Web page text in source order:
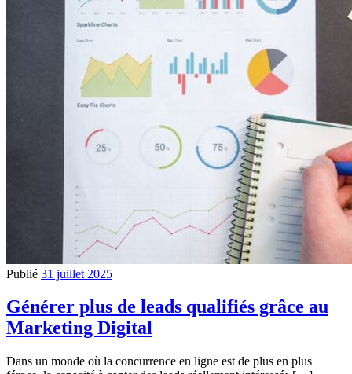
Publié 31 juillet 2025
Générer plus de leads qualifiés grâce au
Marketing Digital
Dans un monde où la concurrence en ligne est de plus en plus